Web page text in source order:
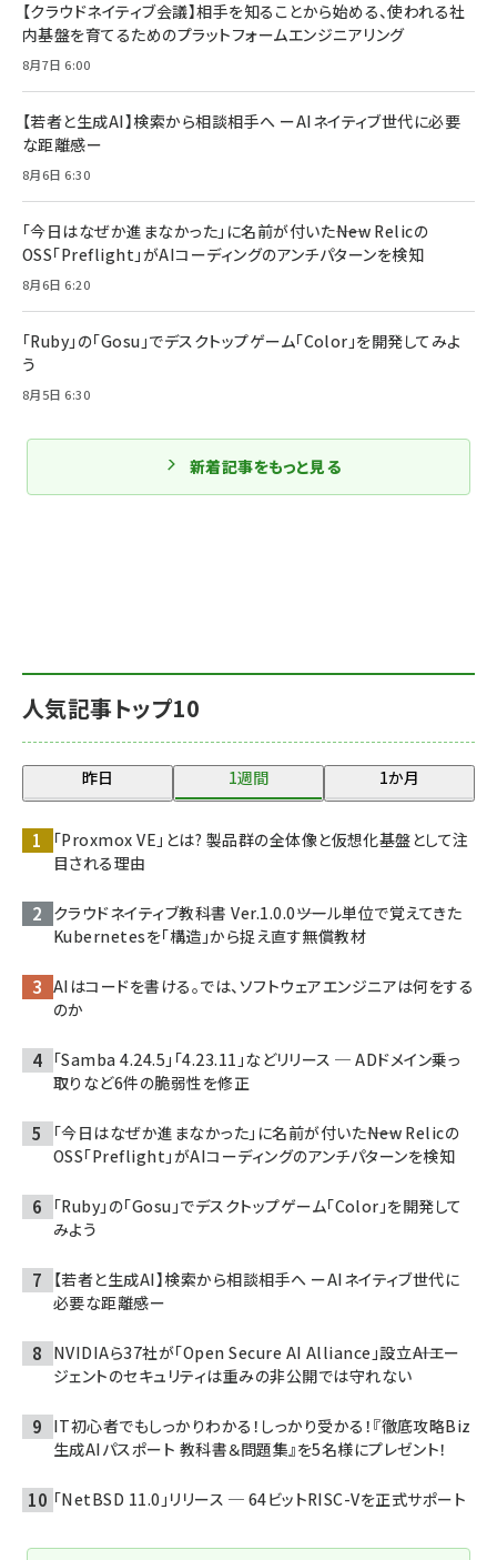
人気記事トップ10
昨日 1週間 1か月
「Proxmox VE」とは? 製品群の全体像と仮想化基盤として注
目される理由
クラウドネイティブ教科書 Ver.1.0.0――ツール単位で覚えてきた
Kubernetesを「構造」から捉え直す無償教材
AIはコードを書ける。では、ソフトウェアエンジニアは何をする
のか
「Samba 4.24.5」「4.23.11」などリリース ─ ADドメイン乗っ
取りなど6件の脆弱性を修正
「今日はなぜか進まなかった」に名前が付いた――New Relicの
OSS「Preflight」がAIコーディングのアンチパターンを検知
「Ruby」の「Gosu」でデスクトップゲーム「Color」を開発して
みよう
【若者と生成AI】検索から相談相手へ ーAIネイティブ世代に
必要な距離感ー
NVIDIAら37社が「Open Secure AI Alliance」設立――AIエー
ジェントのセキュリティは重みの非公開では守れない
IT初心者でもしっかりわかる！しっかり受かる！『徹底攻略Biz
生成AIパスポート 教科書＆問題集』を5名様にプレゼント！
「NetBSD 11.0」リリース ─ 64ビットRISC-Vを正式サポート
【クラウドネイティブ会議】相手を知ることから始める、使われる社
内基盤を育てるためのプラットフォームエンジニアリング
8月7日 6:00
【若者と生成AI】検索から相談相手へ ーAIネイティブ世代に必要
な距離感ー
8月6日 6:30
「今日はなぜか進まなかった」に名前が付いた――New Relicの
OSS「Preflight」がAIコーディングのアンチパターンを検知
8月6日 6:20
「Ruby」の「Gosu」でデスクトップゲーム「Color」を開発してみよ
う
8月5日 6:30
新着記事をもっと見る